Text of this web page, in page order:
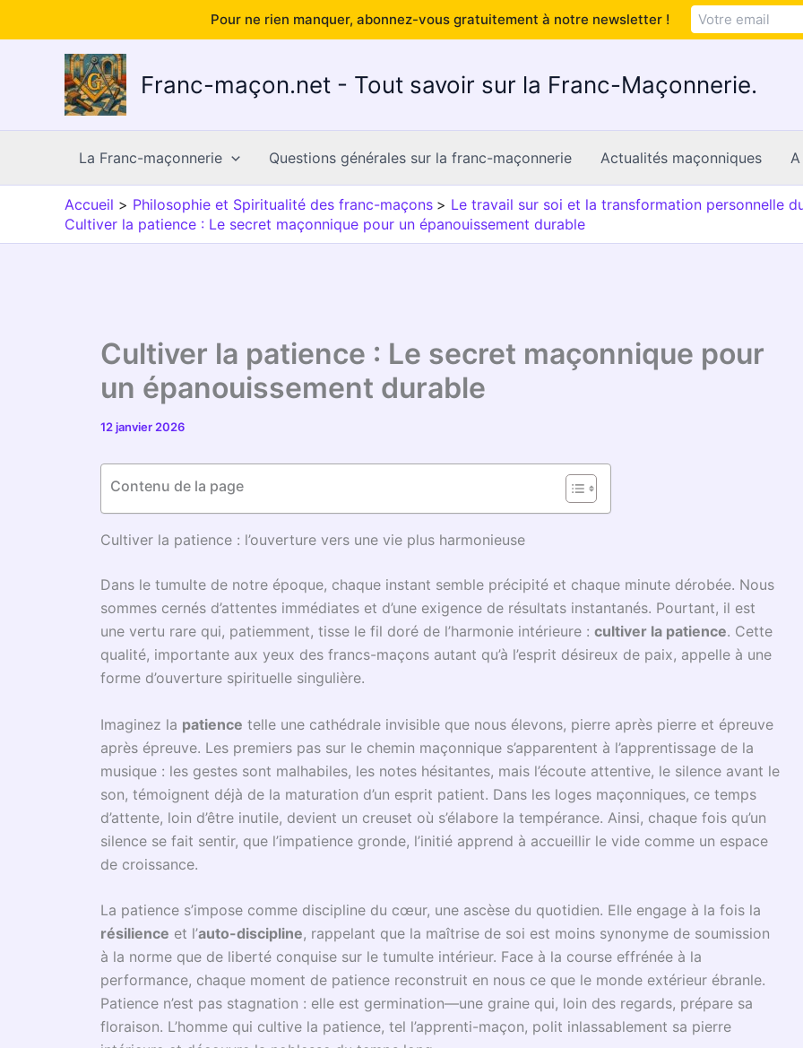
Franc-maçon.net - Tout savoir sur la Franc-Maçonnerie.
La Franc-maçonnerie Questions générales sur la franc-maçonnerie Actualités maçonniques
Accueil Philosophie et Spiritualité des franc-maçons
Le travail sur soi et la transformation personnelle
Cultiver la patience : Le secret maçonnique pour un épanouissement durable
Cultiver la patience : Le secret maçonnique pour
un épanouissement durable
12 janvier 2026
Contenu de la page
Cultiver la patience : l’ouverture vers une vie plus harmonieuse
Dans le tumulte de notre époque, chaque instant semble précipité et chaque minute dérobée. Nous
sommes cernés d’attentes immédiates et d’une exigence de résultats instantanés. Pourtant, il est
qualité, importante aux yeux des francs-maçons autant qu’à l’esprit désireux de paix, appelle à une
forme d’ouverture spirituelle singulière.
Pour ne rien manquer, abonnez-vous gratuitement à notre newsletter !